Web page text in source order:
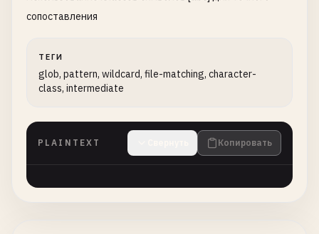
сопоставления
ТЕГИ
glob, pattern, wildcard, file-matching, character-
class, intermediate
PLAINTEXT Копировать